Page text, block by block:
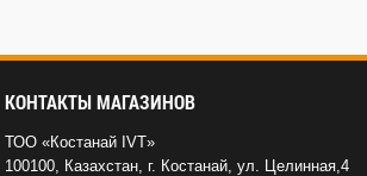
КОНТАКТЫ МАГАЗИНОВ
ТОО «Костанай IVT»
100100, Казахстан, г. Костанай, ул. Целинная,4